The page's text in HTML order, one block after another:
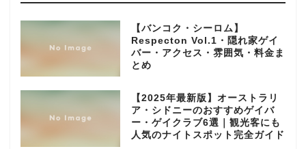
【バンコク・シーロム】
Respecton Vol.1・隠れ家ゲイ
バー・アクセス・雰囲気・料金ま
とめ
【2025年最新版】オーストラリ
ア・シドニーのおすすめゲイバ
ー・ゲイクラブ6選｜観光客にも
人気のナイトスポット完全ガイド